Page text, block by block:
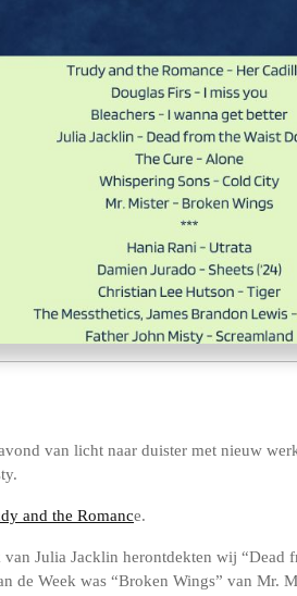
van licht naar duister met nieuw
and the Romance.
Julia Jacklin herontdekten wij “Dead
de Week was “Broken Wings” van Mr.